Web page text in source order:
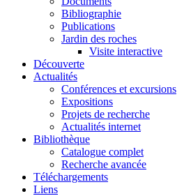
Bibliographie
Publications
Jardin des roches
Visite interactive
Découverte
Actualités
Conférences et excursions
Expositions
Projets de recherche
Actualités internet
Bibliothèque
Catalogue complet
Recherche avancée
Téléchargements
Liens